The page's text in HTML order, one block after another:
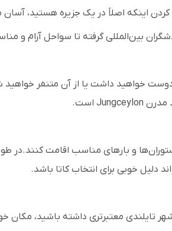
کردن اینکه اصلاً در یک جزیره هستید،
بین‌المللی گرفته تا سواحل آرام و
خواهید داشت یا از آن متنفر خواهید
مدرن Jungceylon است.
و بارهای مناسب اقامت کنند.در
دلیل خوبی برای انتخاب کاتا باشد.
معتبرتری داشته باشید، مکان